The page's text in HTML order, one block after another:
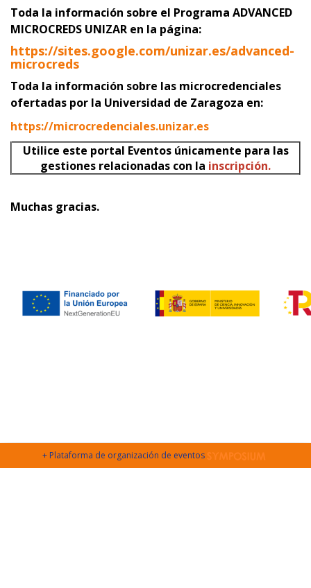
Toda la información sobre el Programa ADVANCED
MICROCREDS UNIZAR en la página:
https://sites.google.com/unizar.es/advanced-
microcreds
Toda la información sobre las microcredenciales
ofertadas por la Universidad de Zaragoza en:
https://microcredenciales.unizar.es
Utilice este portal Eventos únicamente para las
gestiones relacionadas con la inscripción.
Muchas gracias.
+ Plataforma de organización de eventos